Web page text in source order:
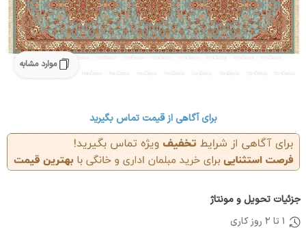
موارد مشابه
برای آگاهی از قیمت تماس بگیرید
جزئیات تحویل و مونتاژ
1 تا 2 روز کاری